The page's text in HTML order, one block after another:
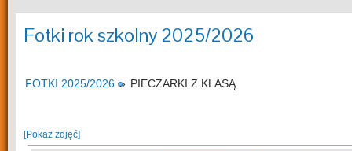
Fotki rok szkolny 2025/2026
FOTKI 2025/2026 » PIECZARKI Z KLASĄ
[Pokaz zdjęć]